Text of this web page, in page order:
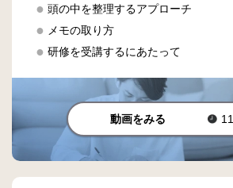
頭の中を整理するアプローチ
メモの取り方
研修を受講するにあたって
動画をみる